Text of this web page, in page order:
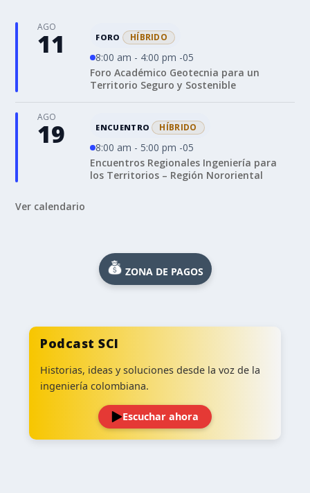
AGO
11 FORO HÍBRIDO
8:00 am - 4:00 pm -05
Foro Académico Geotecnia para un
Territorio Seguro y Sostenible
AGO
19 ENCUENTRO HÍBRIDO
8:00 am - 5:00 pm -05
Encuentros Regionales Ingeniería para
los Territorios – Región Nororiental
Ver calendario
ZONA DE PAGOS
Podcast SCI
Historias, ideas y soluciones desde la voz de la
ingeniería colombiana.
Escuchar ahora